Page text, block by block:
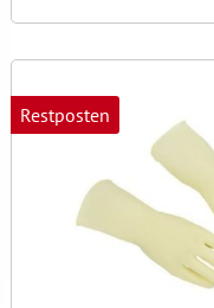
Restposten